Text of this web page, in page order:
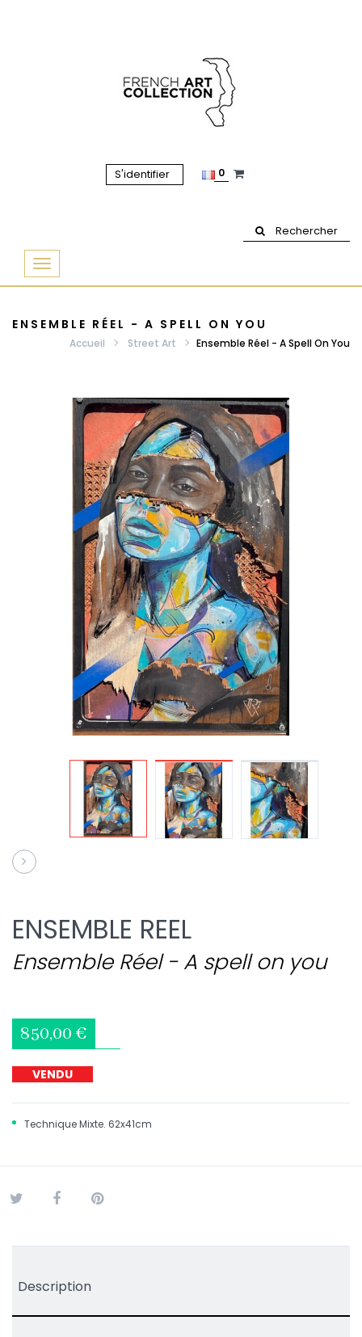
S'identifier 0
Rechercher
Basculer
la
ENSEMBLE RÉEL - A SPELL ON YOU
Accueil Street Art Ensemble Réel - A Spell On You
ENSEMBLE REEL
Ensemble Réel - A spell on you
850,00 €
VENDU
Technique Mixte. 62x41cm
Description